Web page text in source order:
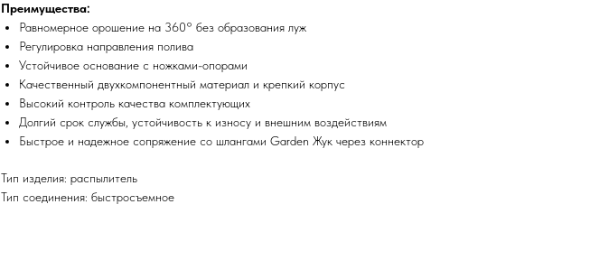
Преимущества:
Равномерное орошение на 360° без образования луж
Регулировка направления полива
Устойчивое основание с ножками-опорами
Качественный двухкомпонентный материал и крепкий корпус
Высокий контроль качества комплектующих
Долгий срок службы, устойчивость к износу и внешним воздействиям
Быстрое и надежное сопряжение со шлангами Garden Жук через коннектор
Тип изделия: распылитель
Тип соединения: быстросъемное